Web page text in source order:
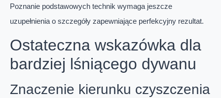
Poznanie podstawowych technik wymaga jeszcze
uzupełnienia o szczegóły zapewniające perfekcyjny rezultat.
Ostateczna wskazówka dla
bardziej lśniącego dywanu
Znaczenie kierunku czyszczenia